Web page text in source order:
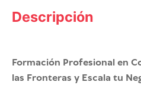
Descripción
Formación Profesional en
las Fronteras y Escala tu